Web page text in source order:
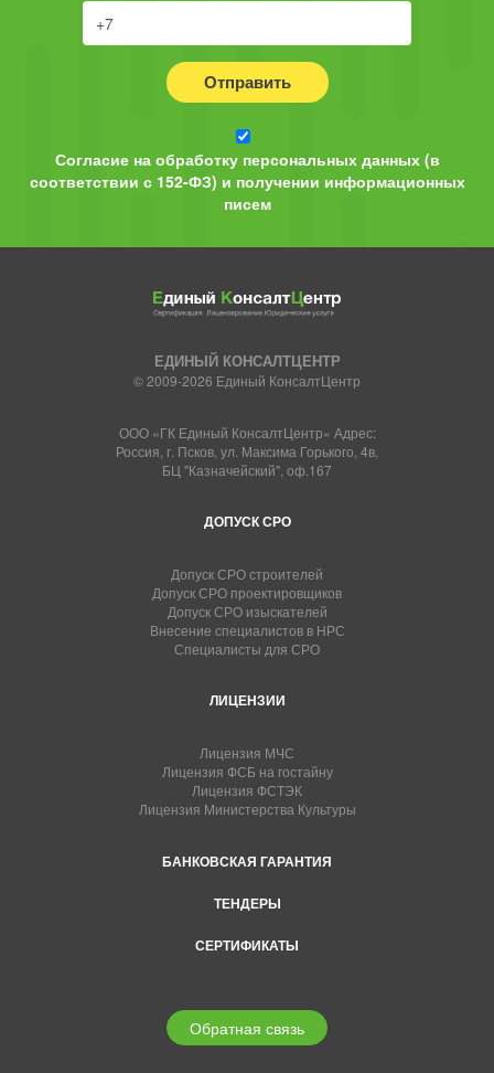
Отправить
Согласие на обработку персональных данных (в
соответствии с 152-ФЗ) и получении информационных
писем
ЕДИНЫЙ КОНСАЛТЦЕНТР
© 2009-2026 Единый КонсалтЦентр
ООО «ГК Единый КонсалтЦентр» Адрес:
Россия, г. Псков, ул. Максима Горького, 4в,
БЦ "Казначейский", оф.167
ДОПУСК СРО
Допуск СРО строителей
Допуск СРО проектировщиков
Допуск СРО изыскателей
Внесение специалистов в НРС
Специалисты для СРО
ЛИЦЕНЗИИ
Лицензия МЧС
Лицензия ФСБ на гостайну
Лицензия ФСТЭК
Лицензия Министерства Культуры
БАНКОВСКАЯ ГАРАНТИЯ
ТЕНДЕРЫ
СЕРТИФИКАТЫ
Обратная связь